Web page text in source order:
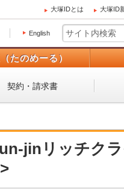
大塚IDとは 大塚ID
English
たのめーる）
契約・請求書
jinリッチク